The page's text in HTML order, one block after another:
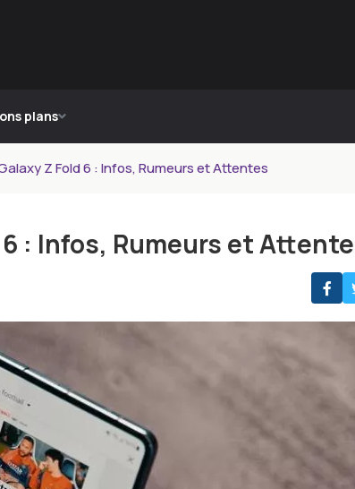
plans
Z Fold 6 : Infos, Rumeurs et Attentes
: Infos, Rumeurs et